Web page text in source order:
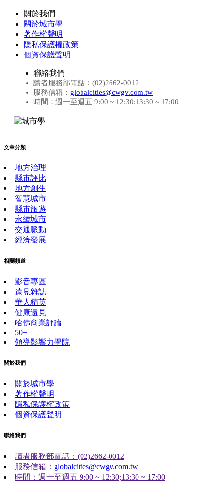
關於我們
關於城市學
著作權聲明
隱私保護權政策
個資保護聲明
聯絡我們
讀者服務部電話：(02)2662-0012
服務信箱： globalcities@cwgv.com.tw
時間：週一至週五 9:00 ~ 12:30;13:30 ~ 17:00
文章分類
地方治理
縣市評比
地方創生
智慧城市
縣市旅遊
永續城市
交通脈動
經濟發展
相關頻道
影音專區
遠見雜誌
華人精英
健康遠見
哈佛商業評論
50+
領導影響力學院
關於我們
關於城市學
著作權聲明
隱私保護權政策
個資保護聲明
聯絡我們
讀者服務部電話：(02)2662-0012
服務信箱： globalcities@cwgv.com.tw
時間：週一至週五 9:00 ~ 12:30;13:30 ~ 17:00